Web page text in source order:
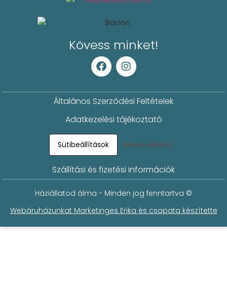
Kövess minket!
Általános Szerződési Feltételek
Adatkezelési tájékoztató
Sütibeállítások Nincs döntés
Szállítási és fizetési információk
Háziállatod álma - Minden jog fenntartva ©
Webáruházunkat Marketinges Erika és csapata készítette